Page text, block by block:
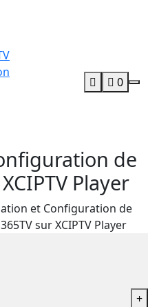
0
de
Player
et Configuration de
sur XCIPTV Player
+